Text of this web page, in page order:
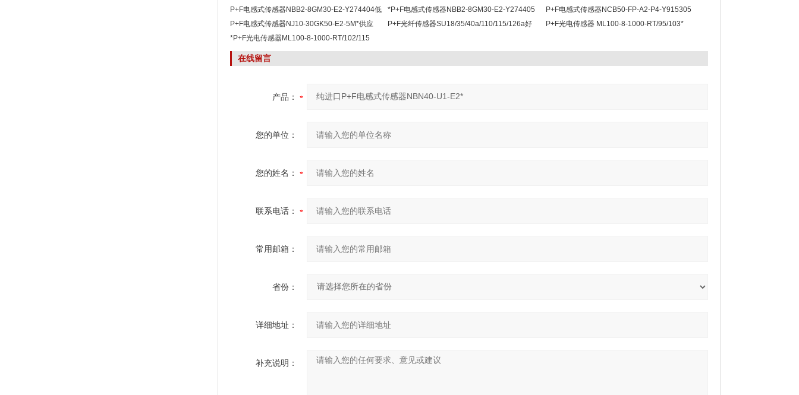
P+F电感式传感器NBB2-8GM30-E2-Y274404低
价
*P+F电感式传感器NBB2-8GM30-E2-Y274405
P+F电感式传感器NCB50-FP-A2-P4-Y915305
P+F电感式传感器NJ10-30GK50-E2-5M*供应
P+F光纤传感器SU18/35/40a/110/115/126a好
P+F光电传感器 ML100-8-1000-RT/95/103*
*P+F光电传感器ML100-8-1000-RT/102/115
在线留言
产品：
您的单位：
您的姓名：
联系电话：
常用邮箱：
省份：
详细地址：
补充说明：